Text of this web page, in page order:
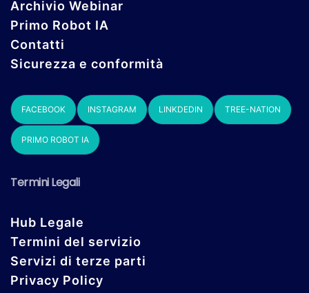
Archivio Webinar
Primo Robot IA
Contatti
Sicurezza e conformità
FACEBOOK INSTAGRAM LINKDEDIN TREE-NATION
PRIMO ROBOT IA
Termini Legali
Hub Legale
Termini del servizio
Servizi di terze parti
Privacy Policy